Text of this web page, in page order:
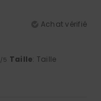
Achat vérifié
/5 Taille: Taille